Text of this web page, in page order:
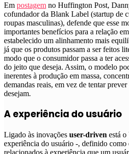
Em postagem no Huffington Post,
cofundador da Blank Label (startup de
roupas masculinas), defende que esse
importantes benefícios para a relação
estabelecido um alinhamento mais
já que os produtos passam a ser feitos
modo que o consumidor passa a ter
do jeito que deseja. Assim, o modelo
inerentes à produção em massa,
demandas reais, em vez de tentar
desejam.
A experiência do usuário
Ligado às inovações user-driven está
experiência do usuário -, definido como
relacionados à experiência que um